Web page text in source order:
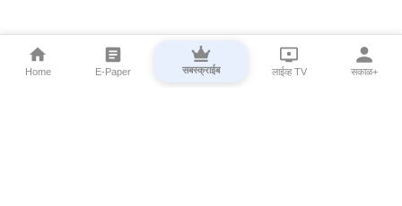
Home E-Paper सबस्क्राईब लाईव्ह TV सकाळ+